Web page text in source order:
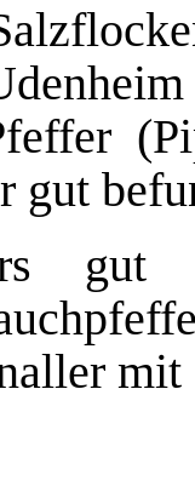
gut
mit